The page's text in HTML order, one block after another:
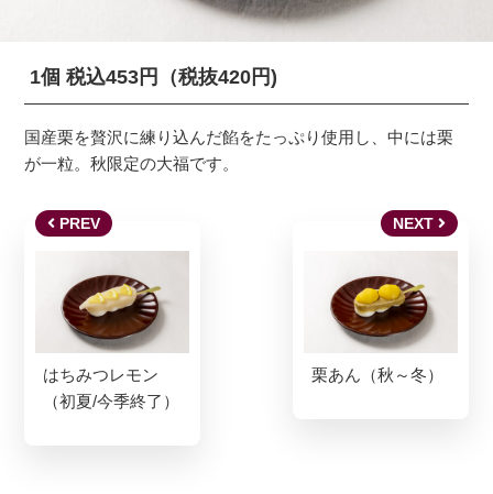
1個 税込453円（税抜420円)
国産栗を贅沢に練り込んだ餡をたっぷり使用し、中には栗
が一粒。秋限定の大福です。
PREV
はちみつレモン
（初夏/今季終了）
NEXT
栗あん（秋～冬）